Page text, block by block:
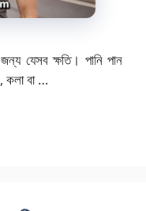
যেসব ক্ষতি। পানি পান
কলা বা …